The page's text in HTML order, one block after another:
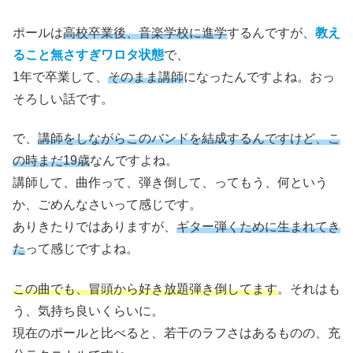
ポールは高校卒業後、音楽学校に進学するんですが、 教え
ること無さすぎワロタ状態で、
1年で卒業して、 そのまま講師になったんですよね。おっ
そろしい話です。
で、 講師をしながらこのバンドを結成するんですけど、こ
の時まだ19歳なんですよね。
講師して、曲作って、弾き倒して、ってもう、何という
か、ごめんなさいって感じです。
ありきたりではありますが、 ギター弾くために生まれてき
たって感じですよね。
この曲でも、冒頭から好き放題弾き倒してます。それはも
う、気持ち良いくらいに。
現在のポールと比べると、若干のラフさはあるものの、充